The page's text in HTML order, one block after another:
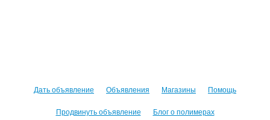
Дать объявление Объявления Магазины Помощь
Продвинуть объявление
Блог о полимерах